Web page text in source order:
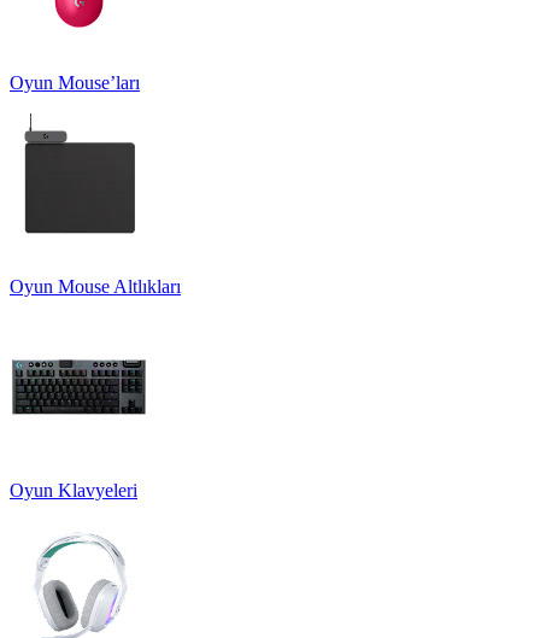
Oyun Mouse’ları
Oyun Mouse Altlıkları
Oyun Klavyeleri